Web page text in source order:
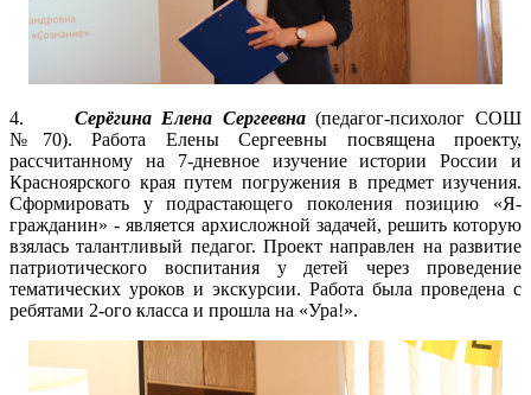
4. Серёгина Елена Сергеевна(педагог-психолог СОШ
№70). Работа Елены Сергеевны посвящена проекту,
рассчитанному на 7-дневное изучение истории России и
Красноярского края путем погружения в предмет изучения.
Сформировать у подрастающего поколения позицию «Я-
гражданин» - является архисложной задачей, решить которую
взялась талантливый педагог. Проект направлен на развитие
патриотического воспитания у детей через проведение
тематических уроков и экскурсии. Работа была проведена с
ребятами 2-ого класса и прошла на «Ура!».